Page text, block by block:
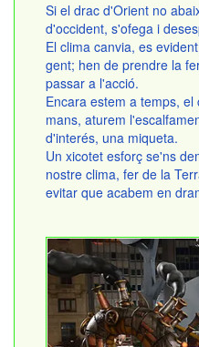
Si el drac d'Orient no
d'occident, s'ofega i
El clima canvia, es
gent; hen de prendre la
passar a l'acció.
Encara estem a temps,
mans, aturem
d'interés, una miqueta.
Un xicotet esforç se'ns
nostre clima, fer de la
evitar que acabem en